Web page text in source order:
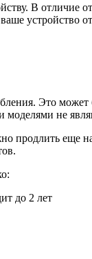
В отличие
Это
моделями не
продлить еще
до 2 лет